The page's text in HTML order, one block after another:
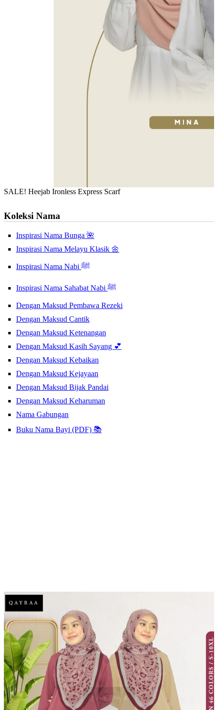
SALE! Heejab Ironless Express Scarf
Koleksi Nama
Inspirasi Nama Bunga 🌺
Inspirasi Nama Melayu Klasik 🌼
Inspirasi Nama Nabi ﷺ
Inspirasi Nama Sahabat Nabi ﷺ
Dengan Maksud Pembawa Rezeki
Dengan Maksud Cantik
Dengan Maksud Ketenangan
Dengan Maksud Kasih Sayang 💕
Dengan Maksud Kebaikan
Dengan Maksud Kejayaan
Dengan Maksud Bijak Pandai
Dengan Maksud Keharuman
Nama Gabungan
Buku Nama Bayi (PDF) 📚